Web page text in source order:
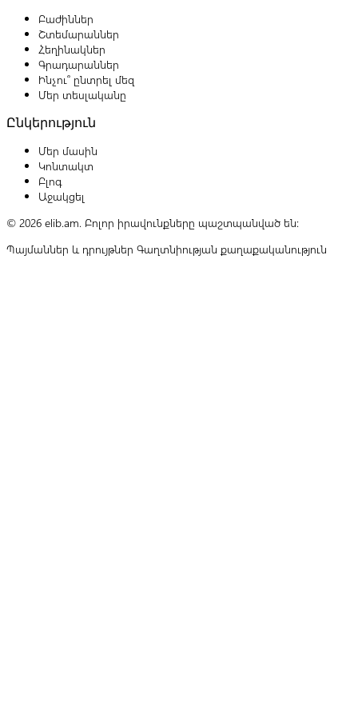
Բաժիններ
Շտեմարաններ
Հեղինակներ
Գրադարաններ
Ինչու՞ ընտրել մեզ
Մեր տեսլականը
Ընկերություն
Մեր մասին
Կոնտակտ
Բլոգ
Աջակցել
© 2026 elib.am. Բոլոր իրավունքները պաշտպանված են:
Պայմաններ և դրույթներ Գաղտնիության քաղաքականություն